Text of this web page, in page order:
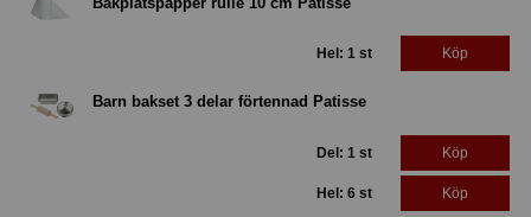
Hel: 1 st Köp
Barn bakset 3 delar förtennad Patisse
Del: 1 st Köp
Hel: 6 st Köp